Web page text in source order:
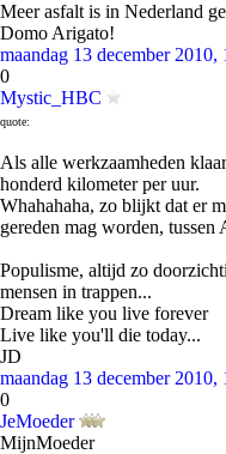
Meer asfalt is in Nederland
Domo Arigato!
maandag 13 december 2010,
0
Mystic_HBC
quote:
Als alle werkzaamheden
honderd kilometer per uur.
Whahahaha, zo blijkt dat er
gereden mag worden, tussen
Populisme, altijd zo
mensen in trappen...
Dream like you live forever
Live like you'll die today...
JD
maandag 13 december 2010,
0
JeMoeder
MijnMoeder